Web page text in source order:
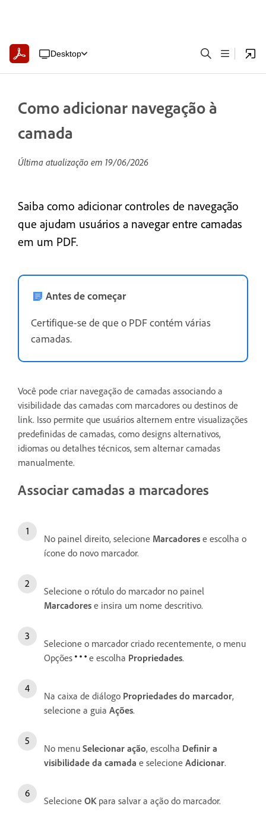
Desktop
Como adicionar navegação à
camada
Última atualização em 19/06/2026
Saiba como adicionar controles de navegação
que ajudam usuários a navegar entre camadas
em um PDF.
Antes de começar
Certifique-se de que o PDF contém várias
camadas.
Você pode criar navegação de camadas associando a
visibilidade das camadas com marcadores ou destinos de
link. Isso permite que usuários alternem entre visualizações
predefinidas de camadas, como designs alternativos,
idiomas ou detalhes técnicos, sem alternar camadas
manualmente.
Associar camadas a marcadores
No painel direito, selecione Marcadores e escolha o
ícone do novo marcador.
Selecione o rótulo do marcador no painel
Marcadores e insira um nome descritivo.
Selecione o marcador criado recentemente, o menu
Opções
e escolha Propriedades.
Na caixa de diálogo Propriedades do marcador,
selecione a guia Ações.
No menu Selecionar ação, escolha Definir a
visibilidade da camada e selecione Adicionar.
Selecione OK para salvar a ação do marcador.